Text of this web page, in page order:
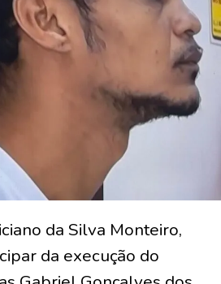
da Silva Monteiro,
da execução do